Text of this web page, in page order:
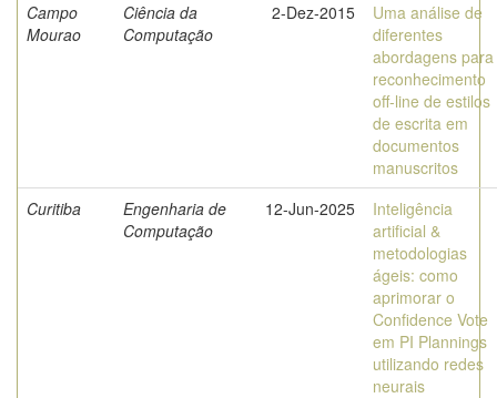
Campo
Mourao
Ciência da
Computação
2-Dez-2015
Uma análise de
diferentes
abordagens
reconhecimento
off-line de estilos
de escrita em
documentos
manuscritos
Curitiba
Engenharia de
Computação
12-Jun-2025
Inteligência
artificial &
metodologias
ágeis: como
aprimorar o
Confidence Vote
em PI Plannings
utilizando redes
neurais